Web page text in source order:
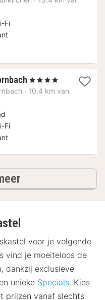
Fi
1
nacht
, 4 Sterren
· 10.4 km van
Fi
hotels
voor je volgende
vind je moeiteloos de
dankzij exclusieve
unieke Specials. Kies
prijzen vanaf slechts